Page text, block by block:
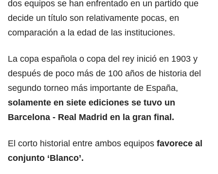
dos equipos se han enfrentado en un partido que
decide un título son relativamente pocas, en
comparación a la edad de las instituciones.
La copa española o copa del rey inició en 1903 y
después de poco más de 100 años de historia del
segundo torneo más importante de España,
solamente en siete ediciones se tuvo un
Barcelona - Real Madrid en la gran final.
El corto historial entre ambos equipos favorece al
conjunto ‘Blanco’.